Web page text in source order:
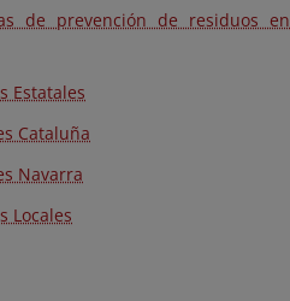
de prevención de residuos en
Estatales
Cataluña
Navarra
Locales